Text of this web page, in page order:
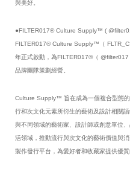
與美好。
●FILTER017® Culture Supply™ (
FILTER017® Culture Supply™（
年正式啟動，為FILTER017®（
品牌團隊策劃經營。
Culture Supply™ 旨在成為一個複合型態
行和次文化元素所衍生的藝術及設計相關
與不同領域的藝術家、設計師或創意單位
活領域，推動流行與次文化的藝術價值與
製作發行平台，為愛好者和收藏家提供優質